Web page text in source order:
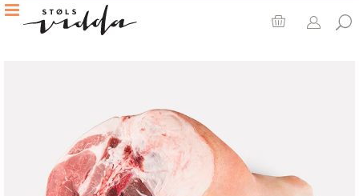
Handlekurv
Toggle
Nav